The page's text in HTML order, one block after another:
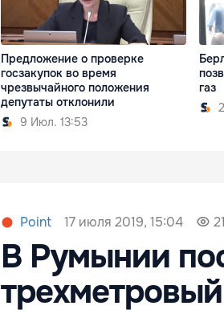
Предложение о проверке
госзакупок во время
чрезвычайного положения
депутаты отклонили
9 Июл. 13:53
газ
Point 17 июля 2019, 15:04
В Румынии